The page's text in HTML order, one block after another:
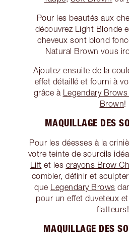
Pour les beautés aux
découvrez Light Blonde
cheveux sont blond
Natural Brown vous
Ajoutez ensuite de la
effet détaillé et fourni à
grâce à Legendary Brows
Brown!
MAQUILLAGE DES
Pour les déesses à la
votre teinte de sourcils
Lift et les crayons Brow
combler, définir et
que Legendary Brows
pour un effet duveteux
flatteurs!
MAQUILLAGE DES